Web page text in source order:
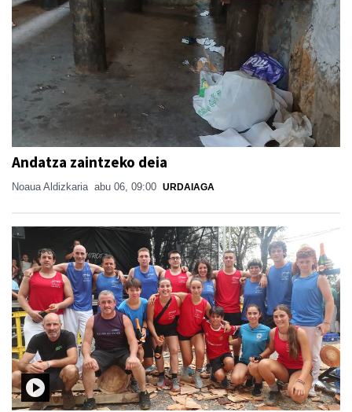
Andatza zaintzeko deia
Noaua Aldizkaria abu 06, 09:00 URDAIAGA